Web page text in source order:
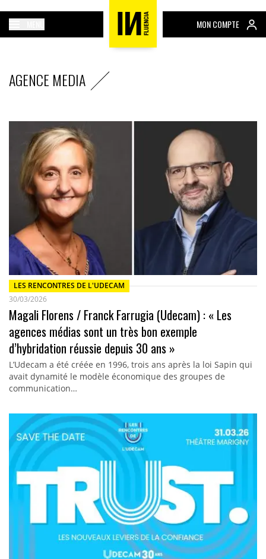
MON COMPTE
AGENCE MEDIA
LES RENCONTRES DE L'UDECAM
30/03/2026
Magali Florens / Franck Farrugia (Udecam) : « Les
agences médias sont un très bon exemple
d’hybridation réussie depuis 30 ans »
L’Udecam a été créée en 1996, trois ans après la loi Sapin qui
avait dynamité le modèle économique des groupes de
communication…